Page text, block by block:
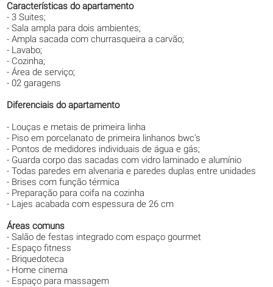
Características do apartamento
- 3 Suites;
- Sala ampla para dois ambientes;
- Ampla sacada com churrasqueira a carvão;
- Lavabo;
- Cozinha;
- Área de serviço;
- 02 garagens
Diferenciais do apartamento
- Louças e metais de primeira linha
- Piso em porcelanato de primeira linhanos bwc's
- Pontos de medidores individuais de água e gás;
- Guarda corpo das sacadas com vidro laminado e alumínio
- Todas paredes em alvenaria e paredes duplas entre unidades
- Brises com função térmica
- Preparação para coifa na cozinha
- Lajes acabada com espessura de 26 cm
Áreas comuns
- Salão de festas integrado com espaço gourmet
- Espaço fitness
- Briquedoteca
- Home cinema
- Espaço para massagem